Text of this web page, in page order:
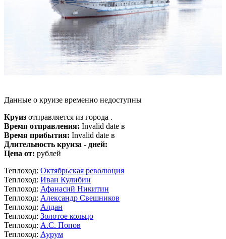
Данные о круизе временно недоступны
Круиз отправляется из города .
Время отправления: Invalid date в
Время прибытия: Invalid date в
Длительность круиза - дней:
Цена от: рублей
Теплоход: Октябрьская революция
Теплоход: Иван Кулибин
Теплоход: Афанасий Никитин
Теплоход: Александр Свешников
Теплоход: Алдан
Теплоход: Золотое кольцо
Теплоход: А.С. Попов
Теплоход: Аурум